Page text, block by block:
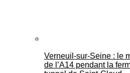
Verneuil-sur-Seine : le
de l’A14 pendant la